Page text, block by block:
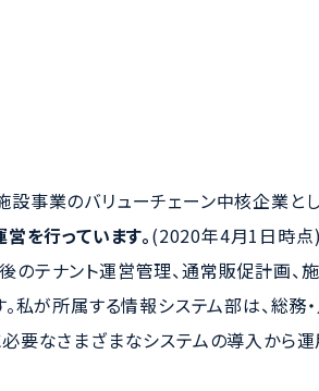
事業のバリューチェーン中核企業とし
を行っています。(2020年4月1日時点
テナント運営管理、通常販促計画、
私が所属する情報システム部は、総務・
要なさまざまなシステムの導入から